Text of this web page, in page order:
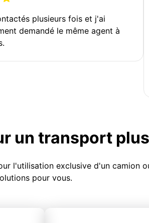
plusieurs fois et j'ai
demandé le même agent à
un transport
l'utilisation exclusive d'un camion
pour vous.